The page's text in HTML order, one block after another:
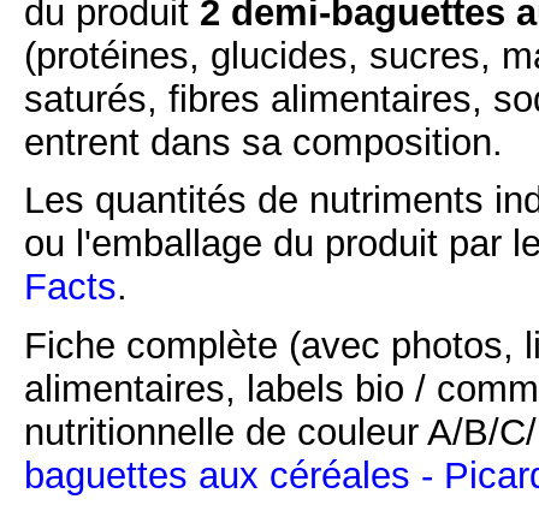
du produit 2 demi-baguettes
(protéines, glucides, sucres,
saturés, fibres alimentaires,
entrent dans sa composition.
Les quantités de nutriments
ou l'emballage du produit par
Facts.
Fiche complète (avec photos,
alimentaires, labels bio /
nutritionnelle de couleur A/B/
baguettes aux céréales -